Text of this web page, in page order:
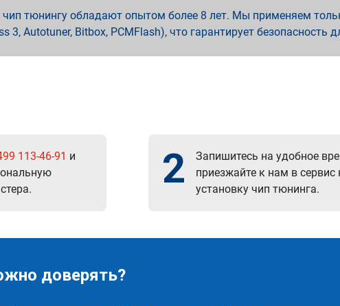
тюнингу обладают опытом более 8 лет. Мы применяем
3, Autotuner, Bitbox, PCMFlash), что гарантирует безопасность
113-46-91 и
2
Запишитесь на удобное
приезжайте к нам в сервис
установку чип тюнинга.
доверять?